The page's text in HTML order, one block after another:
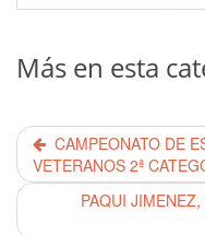
Más en esta
CAMPEONATO DE
VETERANOS 2ª
PAQUI